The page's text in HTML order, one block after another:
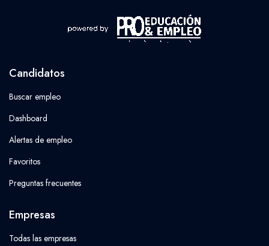
Candidatos
Buscar empleo
Dashboard
Alertas de empleo
Favoritos
Preguntas frecuentes
Empresas
Todas las empresas